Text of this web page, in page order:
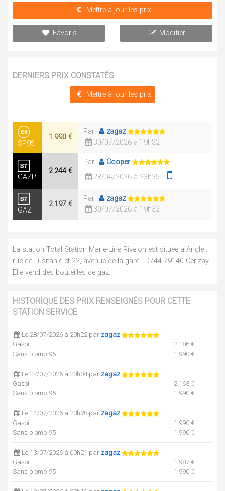
Mettre à jour les prix
Favoris Modifier
DERNIERS PRIX CONSTATÉS
Mettre à jour les prix
SP95
1.990 €
Par
zagaz
30/07/2026 à 19h32
GAZP
2.244 €
Par
Cooper
28/04/2026 à 23h25
GAZ
2.197 €
Par
zagaz
30/07/2026 à 19h32
La station Total Station Marie-Line Rivelon est située à Angle :
rue de Lusitanie et 22, avenue de la gare - D744 79140 Cerizay.
Elle vend des bouteilles de gaz.
HISTORIQUE DES PRIX RENSEIGNÉS POUR CETTE
STATION SERVICE
Le 28/07/2026 à 20h22 par zagaz
Gasoil
2.186 €
Sans plomb 95
1.990 €
Le 27/07/2026 à 20h04 par zagaz
Gasoil
2.163 €
Sans plomb 95
1.990 €
Le 14/07/2026 à 23h28 par zagaz
Gasoil
1.990 €
Sans plomb 95
1.990 €
Le 13/07/2026 à 00h21 par zagaz
Gasoil
1.987 €
Sans plomb 95
1.990 €